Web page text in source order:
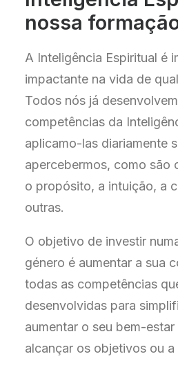
nossa
A Inteligência Espiritual é
impactante na vida de
Todos nós já
competências da
aplicamo-las diariamente
apercebermos, como são
o propósito, a intuição, a
outras.
O objetivo de investir
género é aumentar a sua
todas as competências
desenvolvidas para
aumentar o seu bem-estar
alcançar os objetivos ou a